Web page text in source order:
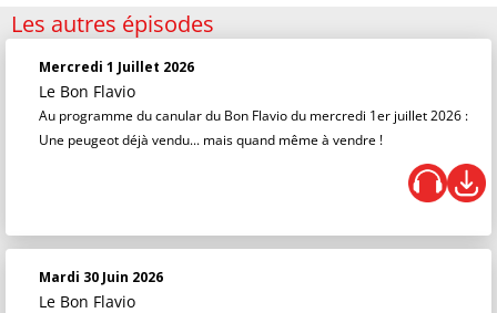
Les autres épisodes
Mercredi 1 Juillet 2026
Le Bon Flavio
Au programme du canular du Bon Flavio du mercredi 1er juillet 2026 :
Une peugeot déjà vendu... mais quand même à vendre !
Mardi 30 Juin 2026
Le Bon Flavio